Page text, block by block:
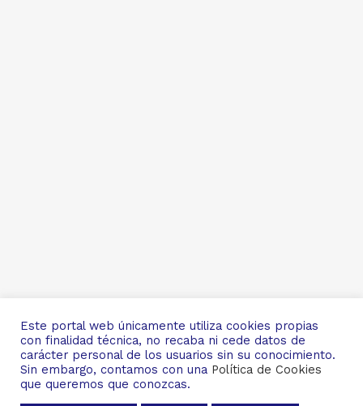
© CopyrightMasquevets2024
Política de Privacidad
Este portal web únicamente utiliza cookies propias
con finalidad técnica, no recaba ni cede datos de
carácter personal de los usuarios sin su conocimiento.
Sin embargo, contamos con una Política de Cookies
que queremos que conozcas.